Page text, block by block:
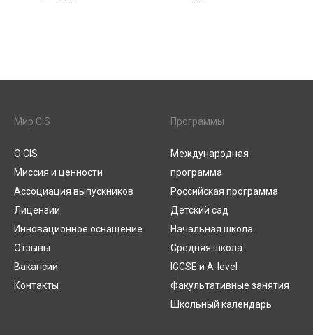
Мир CIS
О CIS
Миссия и ценности
Ассоциация выпускников
Лицензии
Инновационное оснащение
Отзывы
Вакансии
Контакты
Программы
Международная
программа
Российская программа
Детский сад
Начальная школа
Средняя школа
IGCSE и A-level
Факультативные занятия
Школьный календарь